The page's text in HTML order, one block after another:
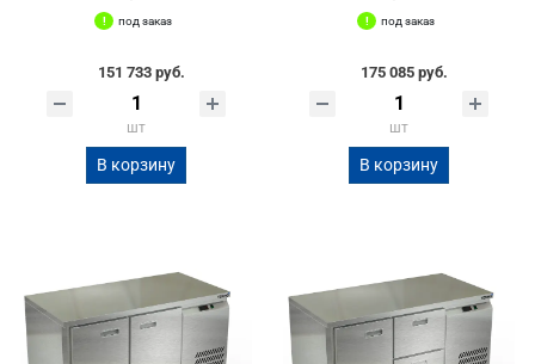
под заказ
151 733 руб.
шт
В корзину
под заказ
175 085 руб.
шт
В корзину